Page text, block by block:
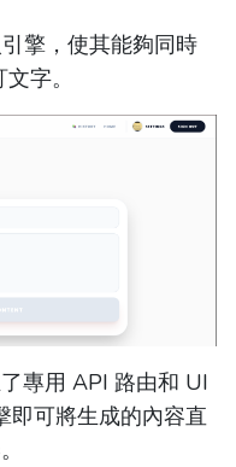
擎，使其能夠同時
字。
專用 API 路由和 UI
即可將生成的內容直